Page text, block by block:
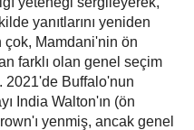
yanıtlarını yeniden
çok, Mamdani'nin ön
farklı olan genel seçim
2021'de Buffalo'nun
India Walton'ın (ön
yenmiş, ancak genel